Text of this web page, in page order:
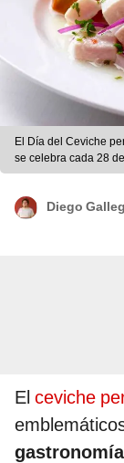
El Día del Ceviche
se celebra cada 28
Diego
El ceviche